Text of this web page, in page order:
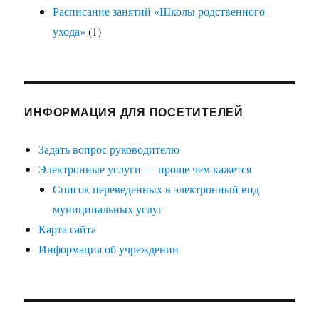
Расписание занятий «Школы родственного
ухода» (1)
ИНФОРМАЦИЯ ДЛЯ ПОСЕТИТЕЛЕЙ
Задать вопрос руководителю
Электронные услуги — проще чем кажется
Список переведенных в электронный вид
муниципальных услуг
Карта сайта
Информация об учреждении